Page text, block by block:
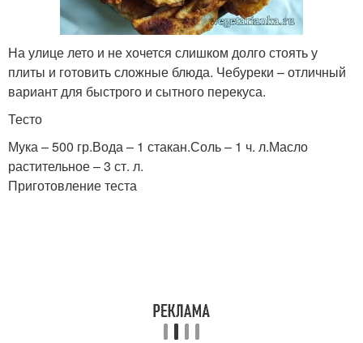
На улице лето и не хочется слишком долго стоять у
плиты и готовить сложные блюда. Чебуреки – отличный
вариант для быстрого и сытного перекуса.
Тесто
Мука – 500 гр.Вода – 1 стакан.Соль – 1 ч. л.Масло
растительное – 3 ст. л.
Приготовление теста